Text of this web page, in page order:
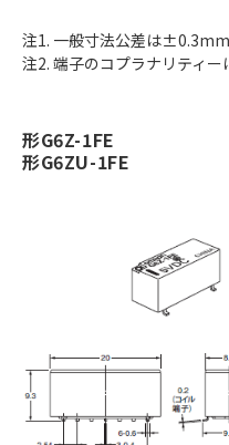
注1. 一般寸法公差は±0.3mm
注2. 端子のコプラナリティー
形G6Z-1FE
形G6ZU-1FE